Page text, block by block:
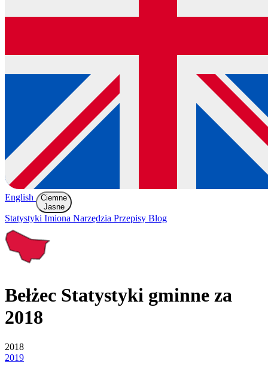
English
Ciemne
Jasne
Statystyki Imiona Narzędzia Przepisy Blog
Bełżec Statystyki gminne za
2018
2018
2019